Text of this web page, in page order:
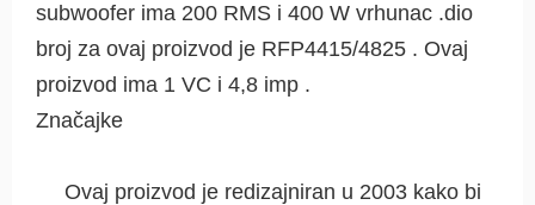
subwoofer ima 200 RMS i 400 W vrhunac .dio
broj za ovaj proizvod je RFP4415/4825 . Ovaj
proizvod ima 1 VC i 4,8 imp .
Značajke
Ovaj proizvod je redizajniran u 2003 kako bi